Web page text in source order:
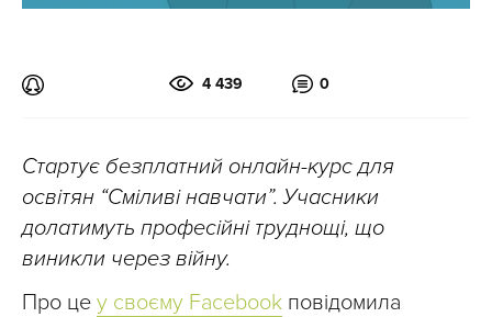
4 439 0
Стартує безплатний онлайн-курс для
освітян “Сміливі навчати”. Учасники
долатимуть професійні труднощі, що
виникли через війну.
Про це у своєму Facebook повідомила